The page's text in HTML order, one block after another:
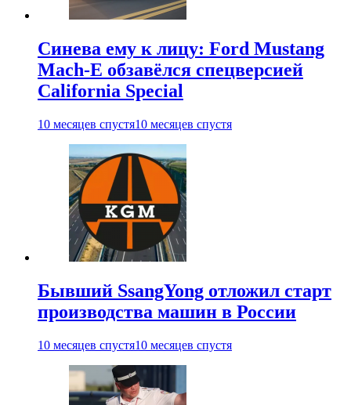
Синева ему к лицу: Ford Mustang
Mach-E обзавёлся спецверсией
California Special
10 месяцев спустя10 месяцев спустя
Бывший SsangYong отложил старт
производства машин в России
10 месяцев спустя10 месяцев спустя